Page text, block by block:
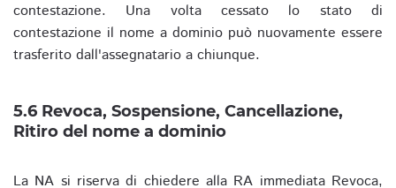
contestazione. Una volta cessato lo stato di
contestazione il nome a dominio può nuovamente essere
trasferito dall'assegnatario a chiunque.
5.6 Revoca, Sospensione, Cancellazione,
Ritiro del nome a dominio
La NA si riserva di chiedere alla RA immediata Revoca,